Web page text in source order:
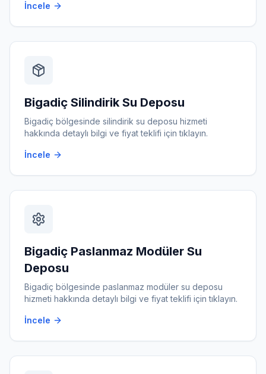
İncele
Bigadiç Silindirik Su Deposu
Bigadiç bölgesinde silindirik su deposu hizmeti
hakkında detaylı bilgi ve fiyat teklifi için tıklayın.
İncele
Bigadiç Paslanmaz Modüler Su
Deposu
Bigadiç bölgesinde paslanmaz modüler su deposu
hizmeti hakkında detaylı bilgi ve fiyat teklifi için tıklayın.
İncele